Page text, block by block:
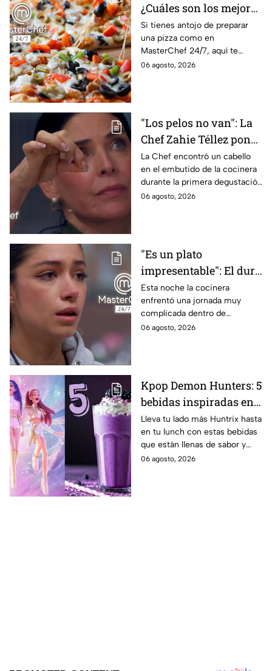
¿Cuáles son los mejores
quesos para preparar
pizza en casa?
Si tienes antojo de preparar
una pizza como en
MasterChef 24/7, aquí te
contamos todo lo que debes
06 agosto, 2026
"Los pelos no van": La
Chef Zahie Téllez pone
en evidencia a Carmen
en la gala de mandiles
negros de MasterChef
24/7
La Chef encontró un cabello
en el embutido de la cocinera
durante la primera degustación
de la noche
06 agosto, 2026
"Es un plato
impresentable": El duro
regaño que hizo llorar a
Michelle dentro de
MasterChef 24/7
Esta noche la cocinera
enfrentó una jornada muy
complicada dentro de
MasterChef 24/7.
06 agosto, 2026
Kpop Demon Hunters: 5
bebidas inspiradas en
las guerreras Huntrix
para llevar a la escuela
este regreso a clases
2026; son saludables y
Lleva tu lado más Huntrix hasta
en tu lunch con estas bebidas
que están llenas de sabor y
frescura.
06 agosto, 2026